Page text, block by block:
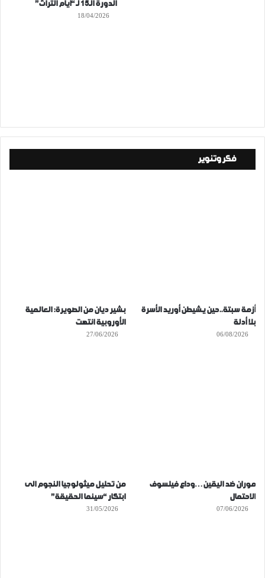
الدورة الـ15 لـ “أيام التراث”
18/04/2026
فكر وتنوير
أزمة سبتة..حين يشيطن أوريد الأسرة
بلا أدلة
06/08/2026
بشير ديان من الصويرة: العالمية
الأوروبية انتهت
27/06/2026
موران ضد اليقين…وداع فيلسوف
الاحتمال
07/06/2026
من تحليل ميثولوجيا النجوم الى
ابتكار “سينما الحقيقة”
31/05/2026